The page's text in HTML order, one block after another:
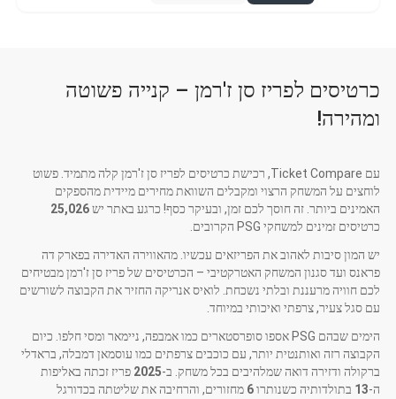
כרטיסים לפריז סן ז'רמן – קנייה פשוטה
ומהירה!
עם Ticket Compare, רכישת כרטיסים לפריז סן ז'רמן קלה מתמיד. פשוט
לוחצים על המשחק הרצוי ומקבלים השוואת מחירים מיידית מהספקים
האמינים ביותר. זה חוסך לכם זמן, ובעיקר כסף! כרגע באתר יש25,026
כרטיסים זמינים למשחקי PSG הקרובים.
יש המון סיבות לאהוב את הפריזאים עכשיו. מהאווירה האדירה בפארק דה
פראנס ועד סגנון המשחק האטרקטיבי – הכרטיסים של פריז סן ז'רמן מבטיחים
לכם חוויה מרעננת ובלתי נשכחת. לואיס אנריקה החזיר את הקבוצה לשורשים
עם סגל צעיר, צרפתי ואיכותי במיוחד.
הימים שבהם PSG אספו סופרסטארים כמו אמבפה, ניימאר ומסי חלפו. כיום
הקבוצה רזה ואותנטית יותר, עם כוכבים צרפתים כמו עוסמאן דמבלה, בראדלי
ברקולה ודזירה דואה שמלהיבים בכל משחק. ב-2025 פריז זכתה באליפות
ה-13 בתולדותיה כשנותרו6 מחזורים, והרחיבה את שליטתה בכדורגל